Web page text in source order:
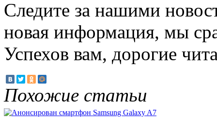
Следите за нашими
новая информация, мы
Успехов вам, дорогие
Похожие статьи